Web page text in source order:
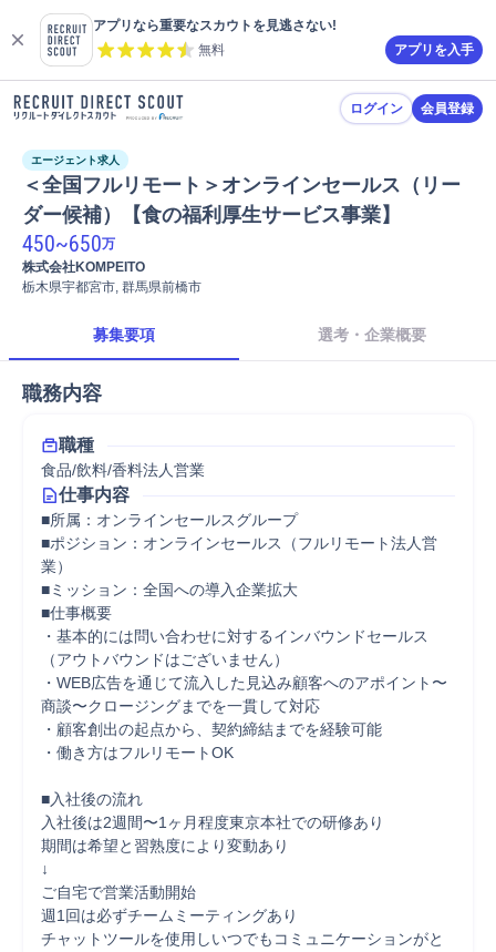
アプリなら重要なスカウトを見逃さない!
無料
アプリを入手
ログイン 会員登録
エージェント求人
＜全国フルリモート＞オンラインセールス（リー
ダー候補）【⾷の福利厚⽣サービス事業】
450~650万
株式会社KOMPEITO
栃木県宇都宮市, 群馬県前橋市
募集要項 選考・企業概要
職務内容
職種
食品/飲料/香料法人営業
仕事内容
■所属：オンラインセールスグループ
■ポジション：オンラインセールス（フルリモート法人営
業）
■ミッション：全国への導入企業拡大
■仕事概要
・基本的には問い合わせに対するインバウンドセールス
（アウトバウンドはございません）
・WEB広告を通じて流入した見込み顧客へのアポイント〜
商談〜クロージングまでを一貫して対応
・顧客創出の起点から、契約締結までを経験可能
・働き方はフルリモートOK
■入社後の流れ
入社後は2週間〜1ヶ月程度東京本社での研修あり
期間は希望と習熟度により変動あり
↓
ご自宅で営業活動開始
週1回は必ずチームミーティングあり
チャットツールを使用しいつでもコミュニケーションがと